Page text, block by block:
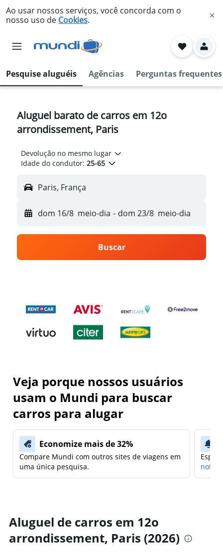
Ao usar nossos serviços, você concorda com o
nosso uso de Cookies.
Pesquise aluguéis Agências Perguntas frequentes
Aluguel barato de carros em 12o
arrondissement, Paris
Devolução no mesmo lugar
Idade do condutor: 25-65
Paris, França
dom 16/8 meio-dia - dom 23/8 meio-dia
Buscar
Veja porque nossos usuários
usam o Mundi para buscar
carros para alugar
Economize mais de 32%
Compare Mundi com outros sites de viagens em
uma única pesquisa.
Aluguel de carros em 12o
arrondissement, Paris (2026)